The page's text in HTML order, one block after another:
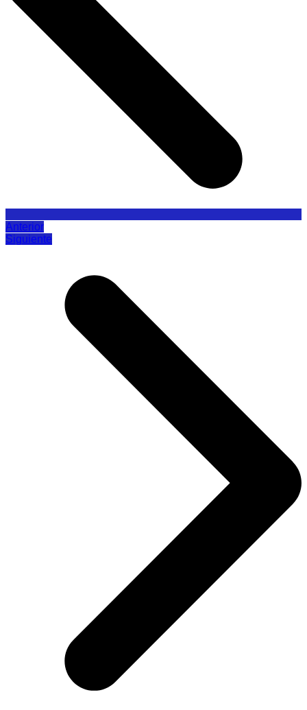
Anterior
Siguiente